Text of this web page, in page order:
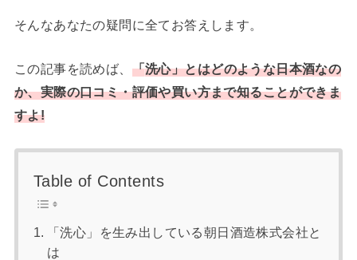
そんなあなたの疑問に全てお答えします。
この記事を読めば、 「洗心」とはどのような日本酒なの
か、実際の口コミ・評価や買い方まで知ることができま
すよ!
Table of Contents
「洗心」を生み出している朝日酒造株式会社と
は